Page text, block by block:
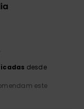
desde
este